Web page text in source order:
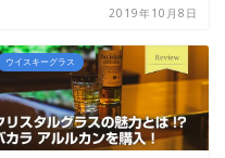
2019年10月8日
ウイスキーグラス